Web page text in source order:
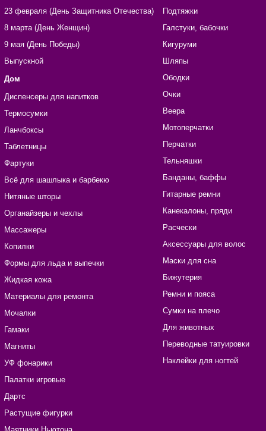
23 февраля (День Защитника Отечества)
8 марта (День Женщин)
9 мая (День Победы)
Выпускной
Дом
Диспенсеры для напитков
Термосумки
Ланчбоксы
Таблетницы
Фартуки
Всё для шашлыка и барбекю
Нитяные шторы
Органайзеры и чехлы
Массажеры
Копилки
Формы для льда и выпечки
Жидкая кожа
Материалы для ремонта
Мочалки
Гамаки
Магниты
УФ фонарики
Палатки игровые
Дартс
Растущие фигурки
Подтяжки
Галстуки, бабочки
Кигуруми
Шляпы
Ободки
Очки
Веера
Мотоперчатки
Перчатки
Тельняшки
Банданы, баффы
Гитарные ремни
Канекалоны, пряди
Расчески
Аксессуары для волос
Маски для сна
Бижутерия
Ремни и пояса
Сумки на плечо
Для животных
Переводные татуировки
Наклейки для ногтей